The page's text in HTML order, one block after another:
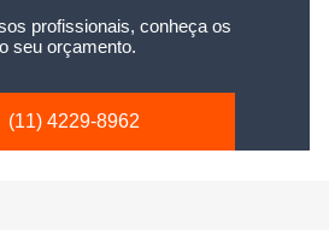
profissionais, conheça os
seu orçamento.
(11) 4229-8962